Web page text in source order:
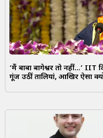
‘मैं बाबा बागेश्वर तो नहीं…’
गूंज उठीं तालियां, आखिर ऐसा